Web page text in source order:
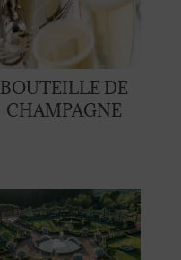
BOUTEILLE DE
CHAMPAGNE